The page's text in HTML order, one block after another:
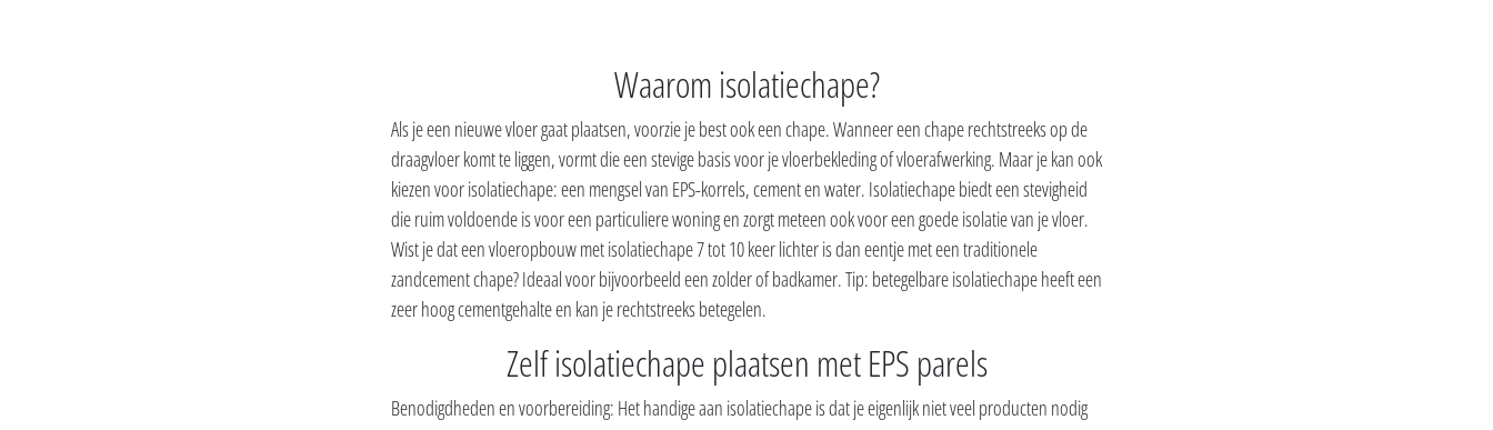
Waarom isolatiechape?
Als je een nieuwe vloer gaat plaatsen, voorzie je best ook een chape. Wanneer een chape rechtstreeks op de
draagvloer komt te liggen, vormt die een stevige basis voor je vloerbekleding of vloerafwerking. Maar je kan ook
kiezen voor isolatiechape: een mengsel van EPS-korrels, cement en water. Isolatiechape biedt een stevigheid
die ruim voldoende is voor een particuliere woning en zorgt meteen ook voor een goede isolatie van je vloer.
Wist je dat een vloeropbouw met isolatiechape 7 tot 10 keer lichter is dan eentje met een traditionele
zandcement chape? Ideaal voor bijvoorbeeld een zolder of badkamer. Tip: betegelbare isolatiechape heeft een
zeer hoog cementgehalte en kan je rechtstreeks betegelen.
Zelf isolatiechape plaatsen met EPS parels
Benodigdheden en voorbereiding: Het handige aan isolatiechape is dat je eigenlijk niet veel producten nodig